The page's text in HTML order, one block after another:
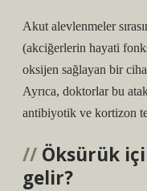
Akut alevlenmeler
(akciğerlerin hayati
oksijen sağlayan bir
Ayrıca, doktorlar bu
antibiyotik ve kortizon
Öksürük
gelir?